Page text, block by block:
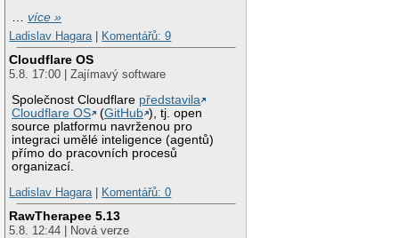
…více »
Ladislav Hagara| Komentářů: 9
Cloudflare OS
5.8. 17:00 | Zajímavý software
Společnost Cloudflare představila
Cloudflare OS
(GitHub ), tj. open
source platformu navrženou pro
integraci umělé inteligence (agentů)
přímo do pracovních procesů
organizací.
Ladislav Hagara| Komentářů: 0
RawTherapee 5.13
5.8. 12:44 | Nová verze